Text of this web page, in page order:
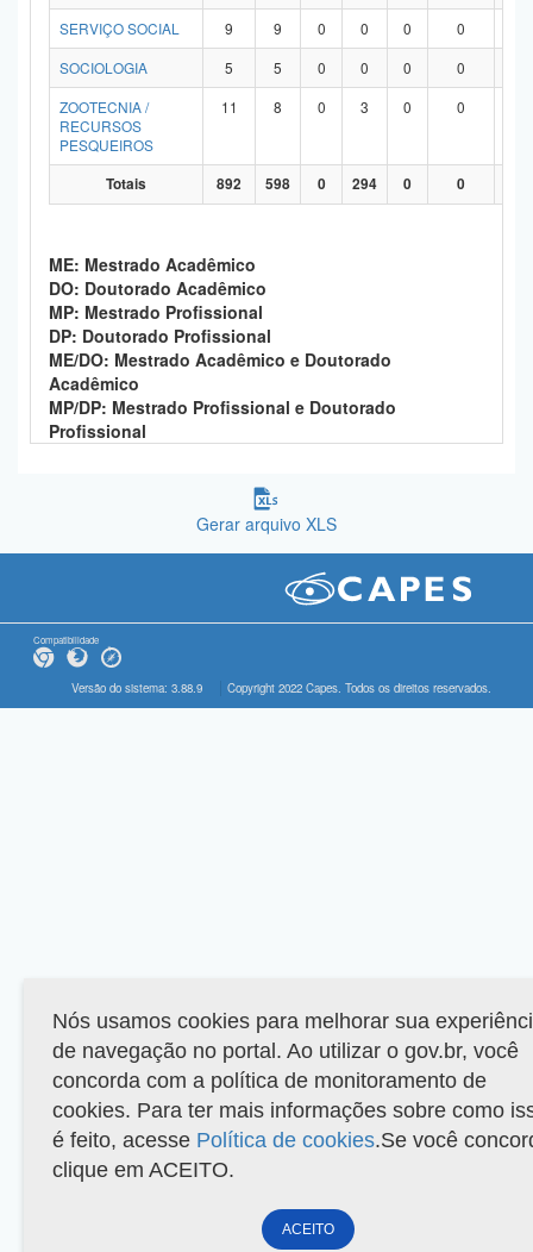
SERVIÇO SOCIAL
9 9 0 0 0 0
SOCIOLOGIA
5 5 0 0 0 0
ZOOTECNIA /
RECURSOS
PESQUEIROS
11 8 0 3 0 0
Totais 892 598 0 294 0 0
ME: Mestrado Acadêmico
DO: Doutorado Acadêmico
MP: Mestrado Profissional
DP: Doutorado Profissional
ME/DO: Mestrado Acadêmico e Doutorado
Acadêmico
MP/DP: Mestrado Profissional e Doutorado
Profissional
Gerar arquivo XLS
Compatibilidade
Versão do sistema: 3.88.9 Copyright 2022 Capes. Todos os direitos reservados.
Nós usamos cookies para melhorar sua
de navegação no portal. Ao utilizar o gov.br, você
concorda com a política de monitoramento de
cookies. Para ter mais informações sobre como
é feito, acesse Política de cookies.Se você
clique em ACEITO.
ACEITO